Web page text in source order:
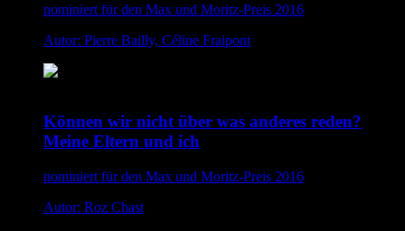
nominiert für den Max und Moritz-Preis 2016
Autor: Pierre Bailly, Céline Fraipont
Können wir nicht über was anderes reden?
Meine Eltern und ich
nominiert für den Max und Moritz-Preis 2016
Autor: Roz Chast